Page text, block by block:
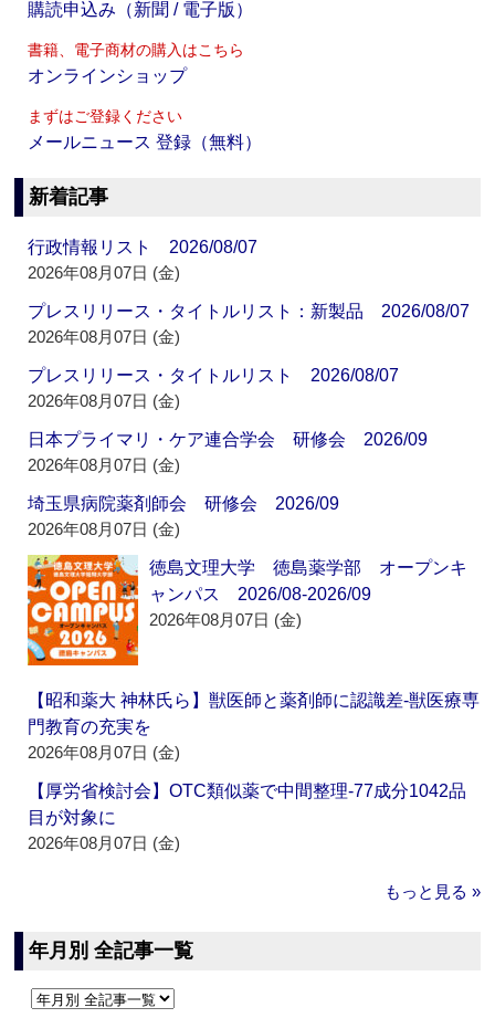
購読申込み（新聞 / 電子版）
書籍、電子商材の購入はこちら
オンラインショップ
まずはご登録ください
メールニュース 登録（無料）
新着記事
行政情報リスト 2026/08/07
2026年08月07日 (金)
プレスリリース・タイトルリスト：新製品 2026/08/07
2026年08月07日 (金)
プレスリリース・タイトルリスト 2026/08/07
2026年08月07日 (金)
日本プライマリ・ケア連合学会 研修会 2026/09
2026年08月07日 (金)
埼玉県病院薬剤師会 研修会 2026/09
2026年08月07日 (金)
徳島文理大学 徳島薬学部 オープンキ
ャンパス 2026/08-2026/09
2026年08月07日 (金)
【昭和薬大 神林氏ら】獣医師と薬剤師に認識差‐獣医療専
門教育の充実を
2026年08月07日 (金)
【厚労省検討会】OTC類似薬で中間整理‐77成分1042品
目が対象に
2026年08月07日 (金)
もっと見る »
年月別 全記事一覧